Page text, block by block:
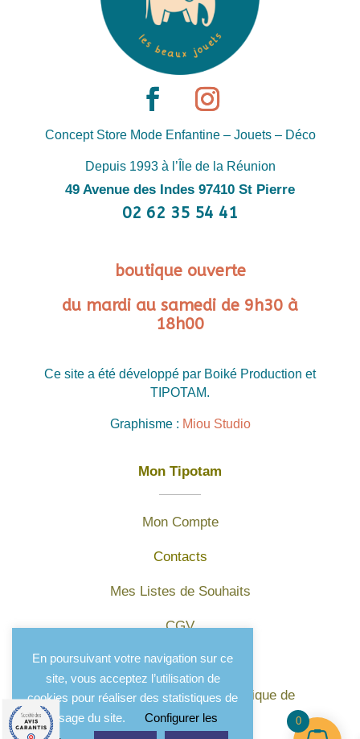
Concept Store Mode Enfantine – Jouets – Déco
Depuis 1993 à l’Île de la Réunion
49 Avenue des Indes 97410 St Pierre
02 62 35 54 41
boutique ouverte
du mardi au samedi de 9h30 à
18h00
Ce site a été développé par Boiké Production et
TIPOTAM.
Graphisme : Miou Studio
Mon Tipotam
Mon Compte
Contacts
Mes Listes de Souhaits
CGV
Mentions légales
Protection des données et politique de
confidentialité
En poursuivant votre navigation sur ce
site, vous acceptez l’utilisation de
cookies pour réaliser des statistiques de
l'usage du site.
Configurer les
0